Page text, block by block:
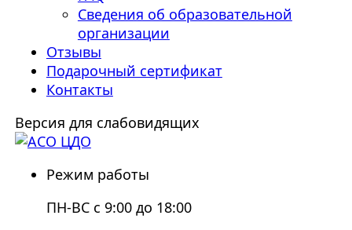
Сведения об образовательной
организации
Отзывы
Подарочный сертификат
Контакты
Версия для слабовидящих
Режим работы
ПН-ВС с 9:00 до 18:00